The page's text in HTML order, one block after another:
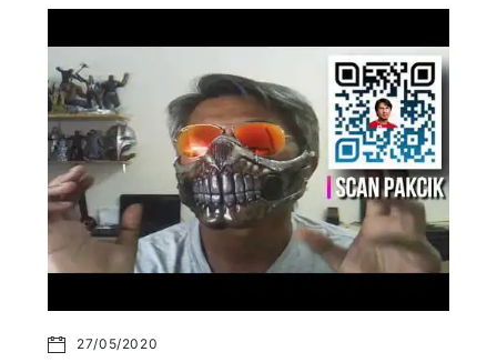
27/05/2020